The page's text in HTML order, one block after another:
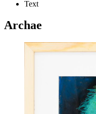
Text
Archae